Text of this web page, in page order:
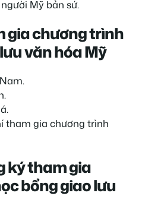
Mỹ bản sứ.
gia chương trình
văn hóa Mỹ
tham gia chương trình
ký tham gia
bổng giao lưu